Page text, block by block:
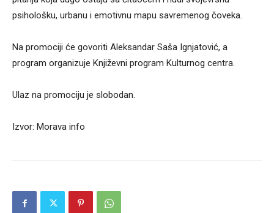
psihološku, urbanu i emotivnu mapu savremenog čoveka.
Na promociji će govoriti Aleksandar Saša Ignjatović, a
program organizuje Književni program Kulturnog centra.
Ulaz na promociju je slobodan.
Izvor: Morava info